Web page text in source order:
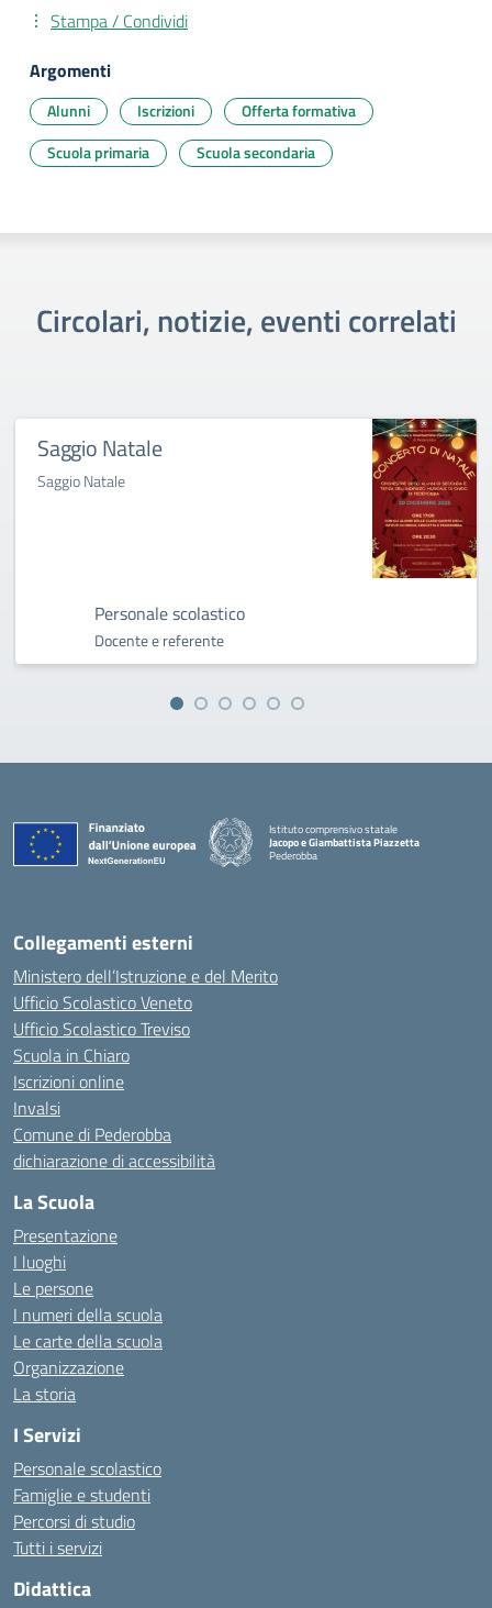
Stampa / Condividi
Argomenti
Alunni Iscrizioni
Offerta formativa
Scuola primaria
Scuola secondaria
Circolari, notizie, eventi correlati
Saggio Natale
Saggio Natale
Personale scolastico
Docente e referente
Istituto comprensivo statale
Jacopo e Giambattista Piazzetta
Pederobba
Collegamenti esterni
Ministero dell’Istruzione e del Merito
Ufficio Scolastico Veneto
Ufficio Scolastico Treviso
Scuola in Chiaro
Iscrizioni online
Invalsi
Comune di Pederobba
dichiarazione di accessibilità
La Scuola
Presentazione
I luoghi
Le persone
I numeri della scuola
Le carte della scuola
Organizzazione
La storia
I Servizi
Personale scolastico
Famiglie e studenti
Percorsi di studio
Tutti i servizi
Didattica